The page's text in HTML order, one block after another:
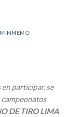
participar, se
DE TIRO LIMA